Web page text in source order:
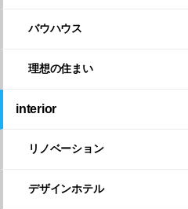
バウハウス
理想の住まい
interior
リノベーション
デザインホテル